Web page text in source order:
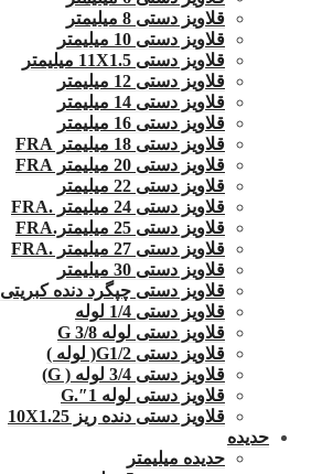
قلاویز دستی 8 میلیمتر
قلاویز دستی 10 میلیمتر
قلاویز دستی 11X1.5 میلیمتر
قلاویز دستی 12 میلیمتر
قلاویز دستی 14 میلیمتر
قلاویز دستی 16 میلیمتر
قلاویز دستی 18 میلیمتر FRA
قلاویز دستی 20 میلیمتر FRA
قلاویز دستی 22 میلیمتر
قلاویز دستی 24 میلیمتر .FRA
قلاویز دستی 25 میلیمتر.FRA
قلاویز دستی 27 میلیمتر .FRA
قلاویز دستی 30 میلیمتر
قلاویز دستی چپگرد دنده کبریتی TR 3X12
قلاویز دستی 1/4 لوله
قلاویز دستی لوله G 3/8
قلاویز دستی G1/2( لوله )
قلاویز دستی 3/4 لوله ( G)
قلاویز دستی لوله 1″.G
قلاویز دستی دنده ریز 10X1.25
حدیده
حدیده میلیمتر